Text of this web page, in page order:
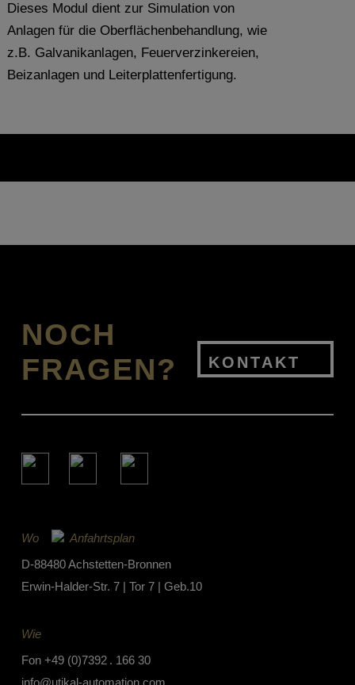
Dieses Modul dient zur Simulation von
Anlagen für die Oberflächenbehandlung, wie
z.B. Galvanikanlagen, Feuerverzinkereien,
Beizanlagen und Leiterplattenfertigung.
Wo
Anfahrtsplan
D-88480 Achstetten-Bronnen
Erwin-Halder-Str. 7 | Tor 7 | Geb.10
Wie
Fon +49 (0)7392 . 166 30
NOCH
FRAGEN?
KONTAKT